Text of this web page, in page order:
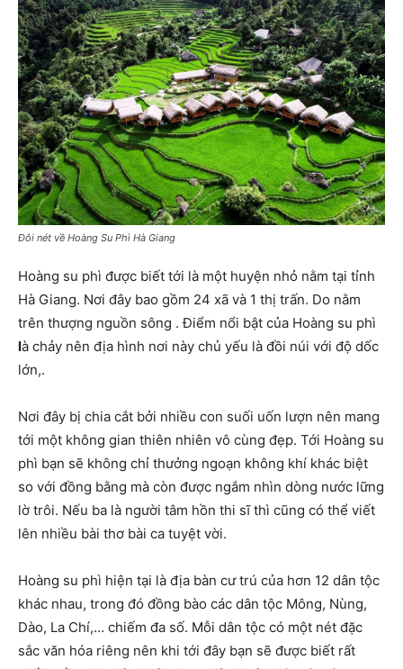
Đôi nét về Hoàng Su Phì Hà Giang
Hoàng su phì được biết tới là một huyện nhỏ nằm tại tỉnh
Hà Giang. Nơi đây bao gồm 24 xã và 1 thị trấn. Do nằm
trên thượng nguồn sông . Điểm nổi bật của Hoàng su phì
là chảy nên địa hình nơi này chủ yếu là đồi núi với độ dốc
lớn,.
Nơi đây bị chia cắt bởi nhiều con suối uốn lượn nên mang
tới một không gian thiên nhiên vô cùng đẹp. Tới Hoàng su
phì bạn sẽ không chỉ thưởng ngoạn không khí khác biệt
so với đồng bằng mà còn được ngắm nhìn dòng nước lững
lờ trôi. Nếu ba là người tâm hồn thi sĩ thì cũng có thể viết
lên nhiều bài thơ bài ca tuyệt vời.
Hoàng su phì hiện tại là địa bàn cư trú của hơn 12 dân tộc
khác nhau, trong đó đồng bào các dân tộc Mông, Nùng,
Dào, La Chí,… chiếm đa số. Mỗi dân tộc có một nét đặc
sắc văn hóa riêng nên khi tới đây bạn sẽ được biết rất